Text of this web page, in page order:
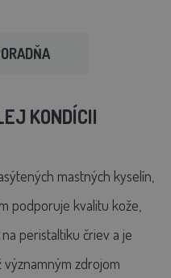
KONDÍCII
mastných kyselín,
podporuje kvalitu kože,
peristaltiku čriev a je
zdrojom